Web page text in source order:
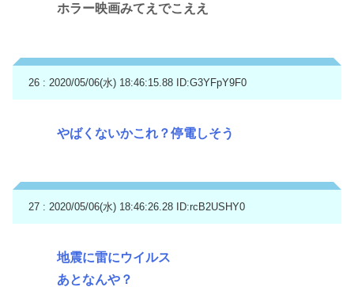
ホラー映画みてえでこええ
26 : 2020/05/06(水) 18:46:15.88 ID:G3YFpY9F0
やばくないかこれ？停電しそう
27 : 2020/05/06(水) 18:46:26.28 ID:rcB2USHY0
地震に雷にウイルス
あとなんや？